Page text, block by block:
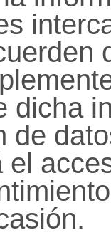
dicha
de
el